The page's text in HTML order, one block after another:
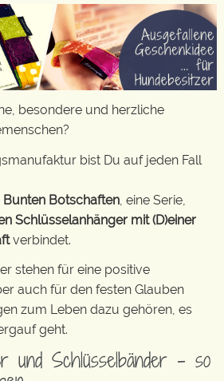
besondere und herzliche
bist Du auf jeden Fall
Bunten Botschaften , eine Serie,
Schlüsselanhänger mit (D)einer
verbindet.
stehen für eine positive
auch für den festen Glauben
zum Leben dazu gehören, es
geht.
und Schlüsselbänder – so